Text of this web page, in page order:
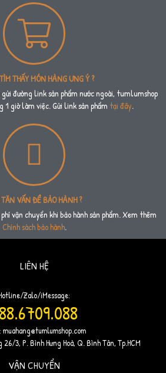
THẤY MÓN HÀNG ƯNG Ý ?
đường link sản phẩm nước ngoài, tumlumshop
1 giờ làm việc. Gửi link sản phẩm tại đây.
VẤN ĐỀ BẢO HÀNH ?
vận chuyển khi bảo hành sản phẩm. Xem thêm
Chính sách bảo hành.
LIÊN HỆ
Zalo/iMessage:
muahang@tumlumshop.com
3, P. Bình Hưng Hoà, Q. Bình Tân, Tp.HCM
VẬN CHUYỂN